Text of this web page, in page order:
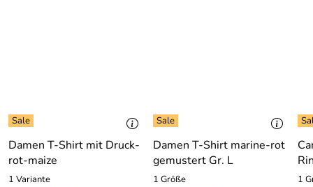
Damen T-Shirt mit Druck-
rot-maize
1 Variante
Damen T-Shirt marine-rot
gemustert Gr. L
1 Größe
1